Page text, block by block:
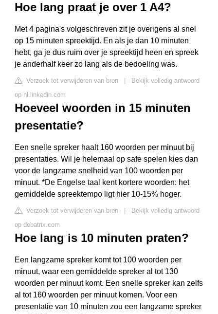
Hoe lang praat je over 1 A4?
Met 4 pagina's volgeschreven zit je overigens al snel
op 15 minuten spreektijd. En als je dan 10 minuten
hebt, ga je dus ruim over je spreektijd heen en spreek
je anderhalf keer zo lang als de bedoeling was.
Verzoek tot verwijderen van bron
Bekijk volledig antwoord
op nl.linkedin.com
Hoeveel woorden in 15 minuten
presentatie?
Een snelle spreker haalt 160 woorden per minuut bij
presentaties. Wil je helemaal op safe spelen kies dan
voor de langzame snelheid van 100 woorden per
minuut. *De Engelse taal kent kortere woorden: het
gemiddelde spreektempo ligt hier 10-15% hoger.
Verzoek tot verwijderen van bron
Bekijk volledig antwoord
op debatrix.com
Hoe lang is 10 minuten praten?
Een langzame spreker komt tot 100 woorden per
minuut, waar een gemiddelde spreker al tot 130
woorden per minuut komt. Een snelle spreker kan zelfs
al tot 160 woorden per minuut komen. Voor een
presentatie van 10 minuten zou een langzame spreker